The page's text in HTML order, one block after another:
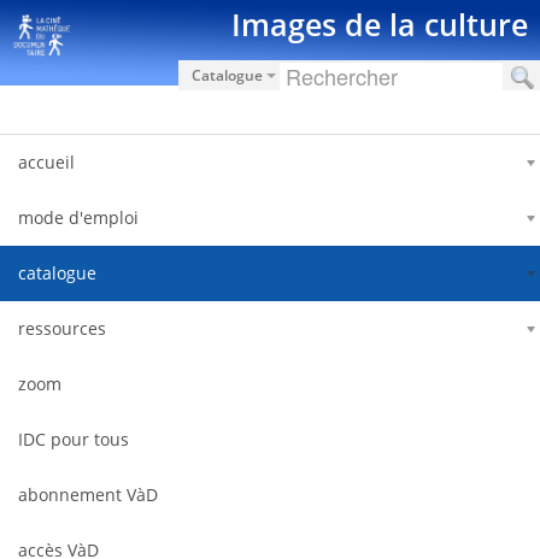
Zum Inhalt wechseln Images de la culture
Catalogue
accueil
mode d'emploi
catalogue
ressources
zoom
IDC pour tous
abonnement VàD
accès VàD